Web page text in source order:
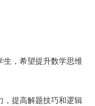
生，希望提升数学思维
，提高解题技巧和逻辑